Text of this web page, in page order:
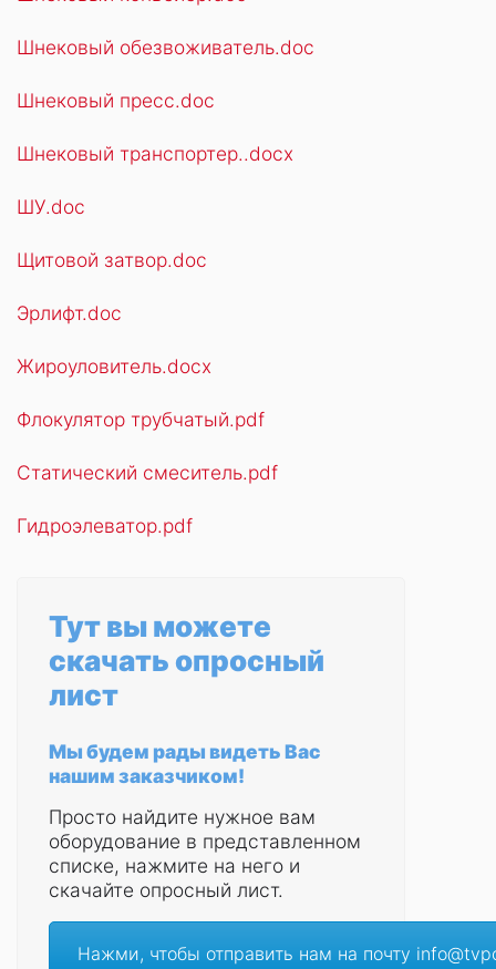
Шнековый обезвоживатель.doc
Шнековый пресс.doc
Шнековый транспортер..docx
ШУ.doc
Щитовой затвор.doc
Эрлифт.doc
Жироуловитель.docx
Флокулятор трубчатый.pdf
Статический смеситель.pdf
Гидроэлеватор.pdf
Тут вы можете
скачать опросный
лист
Мы будем рады видеть Вас
нашим заказчиком!
Просто найдите нужное вам
оборудование в представленном
списке, нажмите на него и
скачайте опросный лист.
Нажми, чтобы отправить нам на почту